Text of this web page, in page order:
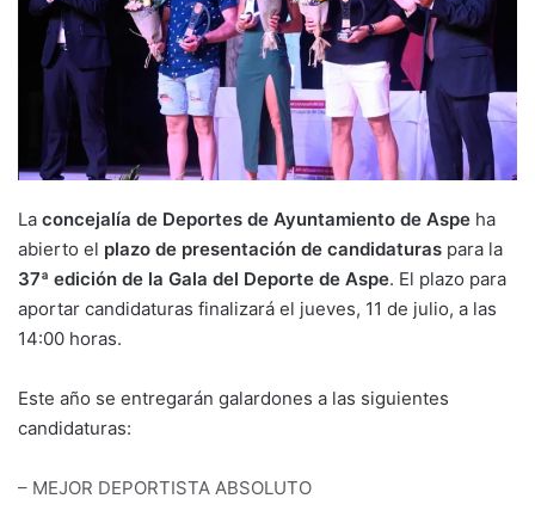
La concejalía de Deportes de Ayuntamiento de Aspe ha
abierto el plazo de presentación de candidaturas para la
37ª edición de la Gala del Deporte de Aspe. El plazo para
aportar candidaturas finalizará el jueves, 11 de julio, a las
14:00 horas.
Este año se entregarán galardones a las siguientes
candidaturas:
– MEJOR DEPORTISTA ABSOLUTO